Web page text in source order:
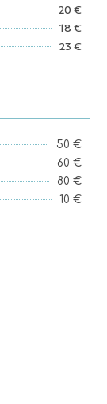
20 €
18 €
23 €
50 €
60 €
80 €
10 €